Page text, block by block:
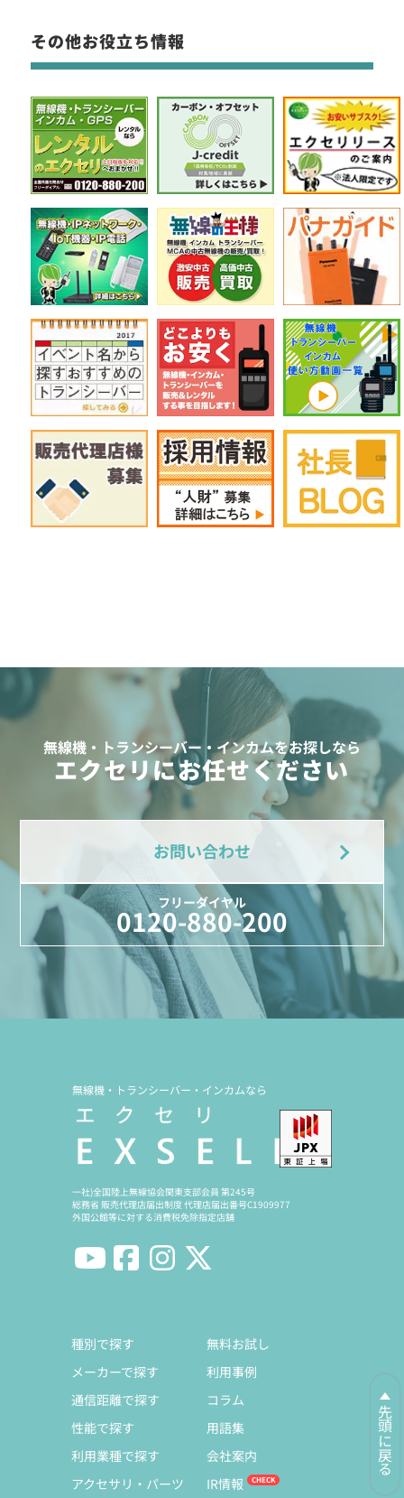
その他お役立ち情報
無線機・トランシーバー・インカムをお探しなら
エクセリにお任せください
お問い合わせ
フリーダイヤル
0120-880-200
先頭に戻る
無線機・トランシーバー・インカムなら
一社)全国陸上無線協会関東支部会員 第245号
総務省 販売代理店届出制度 代理店届出番号C1909977
外国公館等に対する消費税免除指定店舗
種別で探す
メーカーで探す
通信距離で探す
性能で探す
利用業種で探す
アクセサリ・パーツ
無料お試し
利用事例
コラム
用語集
会社案内
IR情報